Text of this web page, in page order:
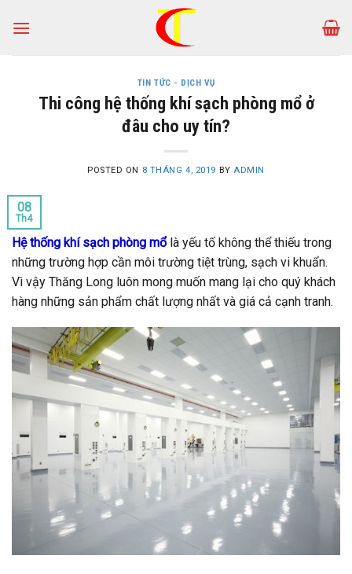
TIN TỨC - DỊCH VỤ
Thi công hệ thống khí sạch phòng mổ ở
đâu cho uy tín?
POSTED ON 8 THÁNG 4, 2019 BY ADMIN
08
Th4
Hệ thống khí sạch phòng mổlà yếu tố không thể thiếu trong
những trường hợp cần môi trường tiệt trùng, sạch vi khuẩn.
Vì vậy Thăng Long luôn mong muốn mang lại cho quý khách
hàng những sản phẩm chất lượng nhất và giá cả cạnh tranh.